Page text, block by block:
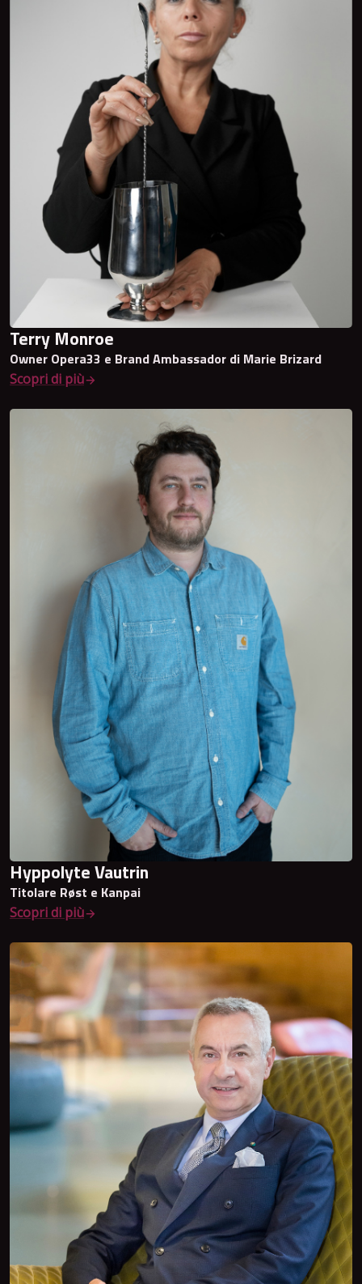
Terry Monroe
Owner Opera33 e Brand Ambassador di Marie Brizard
Scopri di più
Hyppolyte Vautrin
Titolare Røst e Kanpai
Scopri di più